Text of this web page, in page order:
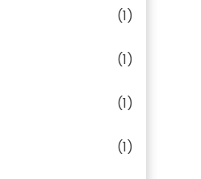
(1)
(1)
(1)
(1)